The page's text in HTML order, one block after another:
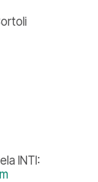
INTI: